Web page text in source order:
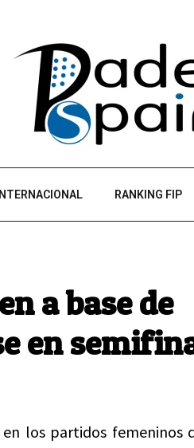
INTERNACIONAL RANKING FIP
a base de
en
los partidos femeninos